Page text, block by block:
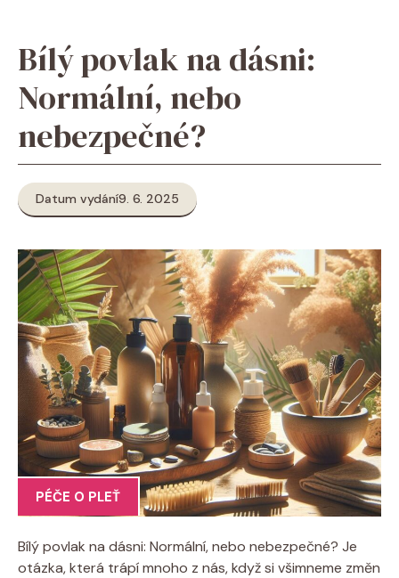
Bílý povlak na dásni:
Normální, nebo
nebezpečné?
Datum vydání9. 6. 2025
PÉČE O PLEŤ
Bílý povlak na dásni: Normální, nebo nebezpečné? Je
otázka, která trápí mnoho z nás, když si všimneme změn